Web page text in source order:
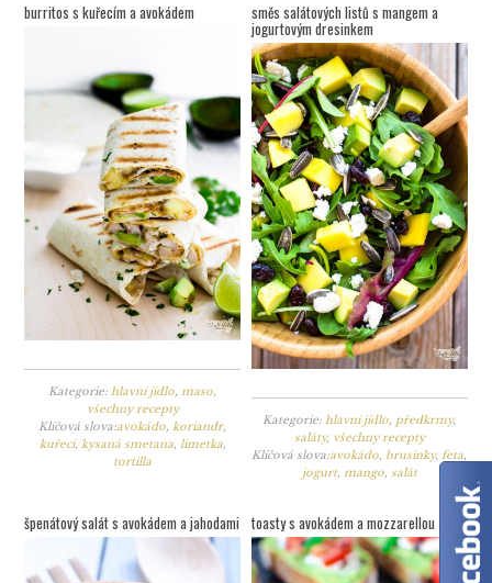
burritos s kuřecím a avokádem
Kategorie:hlavní jídlo,maso,
všechny recepty
Klíčová slova:avokádo,koriandr,
kuřecí, kysaná smetana, limetka,
tortilla
směs salátových listů s mangem a
jogurtovým dresinkem
Kategorie:hlavní jídlo, předkrmy,
saláty, všechny recepty
Klíčová slova:avokádo, brusinky,feta,
jogurt, mango, salát
špenátový salát s avokádem a jahodami toasty s avokádem a mozzarellou